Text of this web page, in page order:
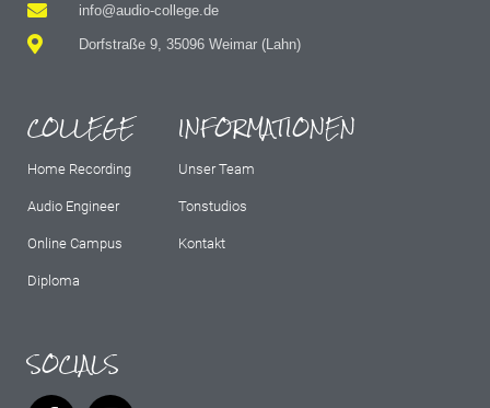
info@audio-college.de
Dorfstraße 9, 35096 Weimar (Lahn)
COLLEGE
Home Recording
Audio Engineer
Online Campus
Diploma
INFORMATIONEN
Unser Team
Tonstudios
Kontakt
SOCIALS